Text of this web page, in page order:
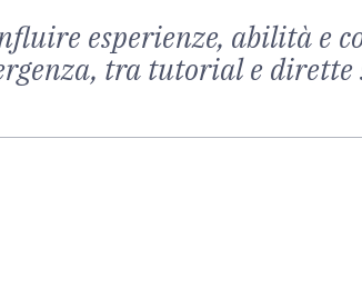
esperienze, abilità e
tra tutorial e